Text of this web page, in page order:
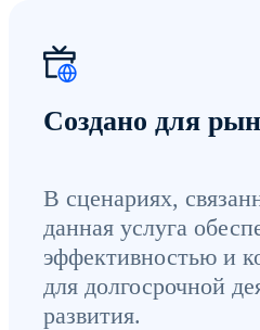
Создано для
В сценариях,
данная услуга
эффективностью и
для долгосрочной
развития.